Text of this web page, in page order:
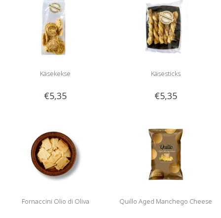
Käsekekse
€5,35
Käsesticks
€5,35
Fornaccini Olio di Oliva Quillo Aged Manchego Cheese